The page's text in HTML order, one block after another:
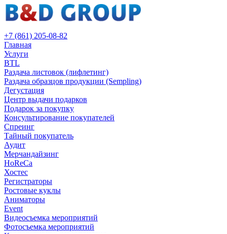
+7 (861) 205-08-82
Главная
Услуги
BTL
Раздача листовок (лифлетинг)
Раздача образцов продукции (Sempling)
Дегустация
Центр выдачи подарков
Подарок за покупку
Консультирование покупателей
Спреинг
Тайный покупатель
Аудит
Мерчандайзинг
HoReCa
Хостес
Регистраторы
Ростовые куклы
Аниматоры
Event
Видеосъемка мероприятий
Фотосъемка мероприятий